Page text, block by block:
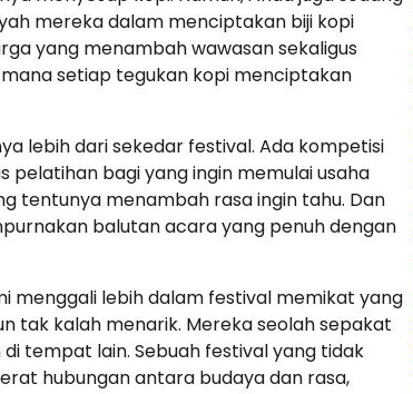
mereka dalam menciptakan biji kopi
yang menambah wawasan sekaligus
setiap tegukan kopi menciptakan
lebih dari sekedar festival. Ada kompetisi
bagi yang ingin memulai usaha
tentunya menambah rasa ingin tahu. Dan
balutan acara yang penuh dengan
menggali lebih dalam festival memikat yang
tak kalah menarik. Mereka seolah sepakat
tempat lain. Sebuah festival yang tidak
hubungan antara budaya dan rasa,